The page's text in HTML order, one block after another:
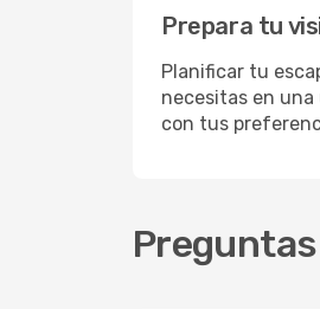
Prepara tu
Planificar tu
necesitas en
con tus